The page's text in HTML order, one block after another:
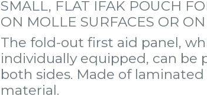
SMALL, FLAT IFAK POUCH
ON MOLLE SURFACES OR
The fold-out first aid panel,
individually equipped, can be
both sides. Made of laminated
material.